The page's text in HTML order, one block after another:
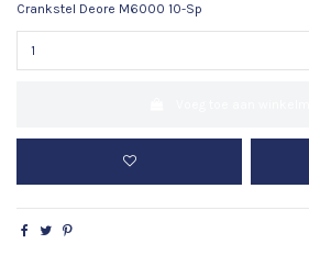
Crankstel Deore M6000 10-Sp